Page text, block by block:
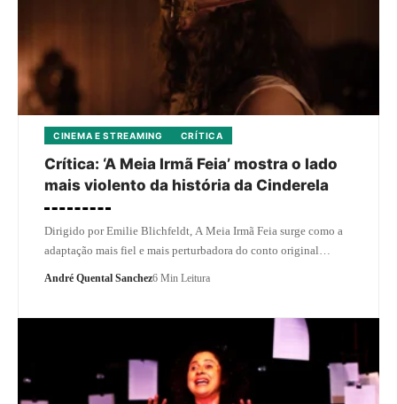
CINEMA E STREAMING CRÍTICA
Crítica: ‘A Meia Irmã Feia’ mostra o lado
mais violento da história da Cinderela
Dirigido por Emilie Blichfeldt, A Meia Irmã Feia surge como a
adaptação mais fiel e mais perturbadora do conto original…
André Quental Sanchez6 Min Leitura